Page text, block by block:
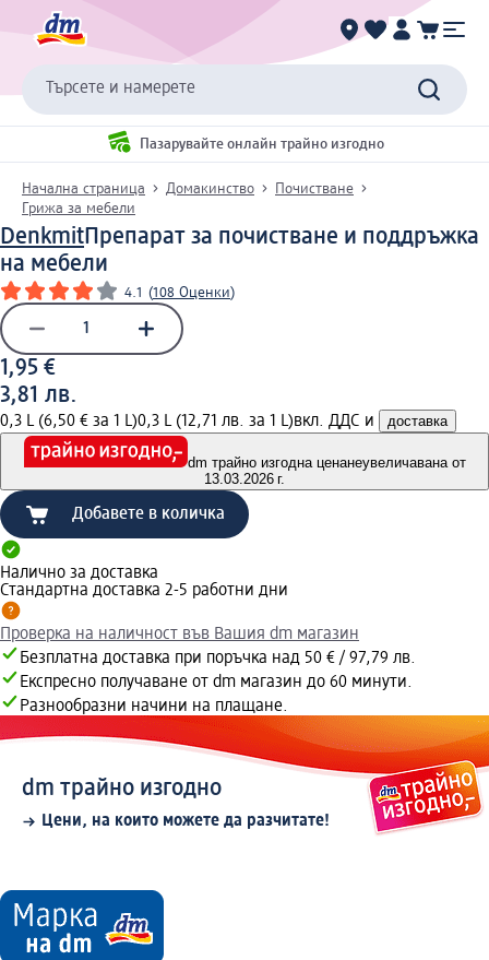
Търсете и намерете
Пазарувайте онлайн трайно изгодно
Начална страница Домакинство
Почистване
Грижа за мебели
DenkmitПрепарат за почистване и поддръжка
на мебели
4.1 (108 Оценки)
1,95 €
3,81 лв.
0,3 L (6,50 € за 1 L)0,3 L (12,71 лв. за 1 L)вкл. ДДС и доставка
dm трайно изгодна ценанеувеличавана от
13.03.2026 г.
Добавете в количка
Налично за доставка
Стандартна доставка 2-5 работни дни
Проверка на наличност във Вашия dm магазин
Безплатна доставка при поръчка над 50 € / 97,79 лв.
Експресно получаване от dm магазин до 60 минути.
Разнообразни начини на плащане.
dm трайно изгодно
Цени, на които можете да разчитате!